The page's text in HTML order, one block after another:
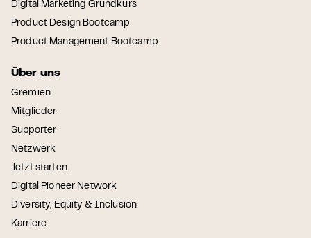
Digital Marketing Grundkurs
Product Design Bootcamp
Product Management Bootcamp
Über uns
Gremien
Mitglieder
Supporter
Netzwerk
Jetzt starten
Digital Pioneer Network
Diversity, Equity & Inclusion
Karriere